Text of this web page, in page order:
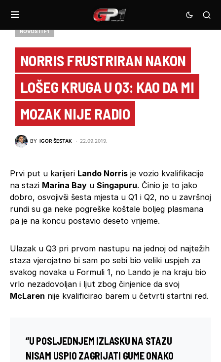
NOVOSTI F1
NORRIS FRUSTRIRAN NAKON
LOŠEG KRUGA U Q3: KAO DA MI
MOZAK NIJE RADIO
BY IGOR ŠESTAK 22.09.2019.
Prvi put u karijeri Lando Norris je vozio kvalifikacije
na stazi Marina Bay u Singapuru. Činio je to jako
dobro, osvojivši šesta mjesta u Q1 i Q2, no u završnoj
rundi su ga neke pogreške koštale boljeg plasmana
pa je na koncu postavio deseto vrijeme.
Ulazak u Q3 pri prvom nastupu na jednoj od najtežih
staza vjerojatno bi sam po sebi bio veliki uspjeh za
svakog novaka u Formuli 1, no Lando je na kraju bio
vrlo nezadovoljan i ljut zbog činjenice da svoj
McLaren nije kvalificirao barem u četvrti startni red.
“U POSLJEDNJEM IZLASKU NA STAZU
NISAM USPIO ZAGRIJATI GUME ONAKO